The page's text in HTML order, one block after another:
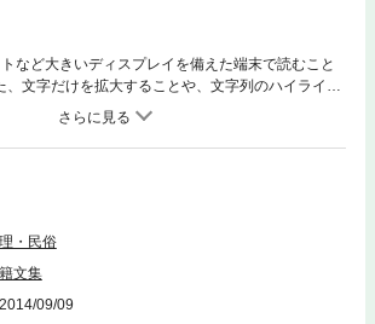
など大きいディスプレイを備えた端末で読むこと
、文字だけを拡大することや、文字列のハイライ
、引用などの機能が使用できません。和刻本漢籍文
歴代文集・奏議・尺牘類80種を集めた。収録すると
宋学の集大成者、朱熹の「晦庵先生朱文公文集」を
、羅従彦の「豫章羅先生文集」、王陽明の文集・
では、陸贄「陸宣公文集」から清の曾國藩に至る
「韓魏公集」のように和刻本の存在があまり知ら
・民俗
文集
2014/09/09